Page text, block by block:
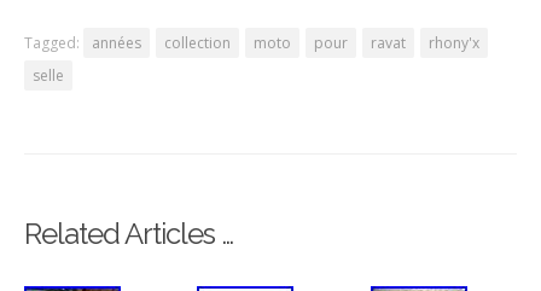
Tagged: années collection moto pour ravat
rhony'x
selle
Related Articles …